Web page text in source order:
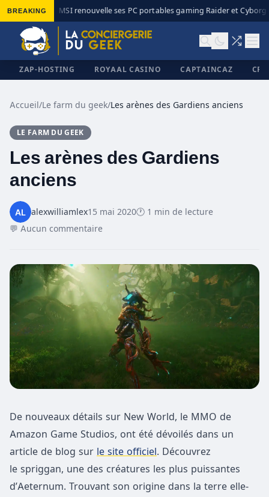
BREAKING MSI renouvelle ses PC portables gaming Raider et Cyborg
ZAP-HOSTING ROYAAL CASINO CAPTAINCAZ
Accueil/Le farm du geek/Les arènes des Gardiens anciens
LE FARM DU GEEK
Les arènes des Gardiens
anciens
alexwilliamlex15 mai 2020🕐 1 min de lecture
💬 Aucun commentaire
De nouveaux détails sur New World, le MMO de
Amazon Game Studios, ont été dévoilés dans un
article de blog sur le site officiel. Découvrez
le spriggan, une des créatures les plus puissantes
d’Aeternum. Trouvant son origine dans la terre elle-